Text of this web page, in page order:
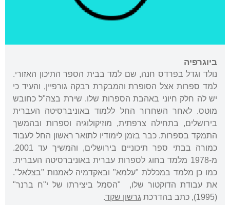
ביוגרפיה
נולד וגדל בפרדס חנה, שם למד בבית הספר התיכון האזורי.
למד ספרות אצל הסופרת והמבקרת רבקה גורפיין, והעיד כי
יש לה חלק חיוני באהבת הספרות שלו. שירת בצה"ל כחובש
מוטס. לאחר השחרור החל ללמוד באוניברסיטה העברית
בירושלים, בתחילה צרפתית, מוזיקולוגיה וספרות ובהמשך
התמקד בספרות. כבר בזמן לימודיו לתואר ראשון החל לעבוד
כמורה בבתי ספר תיכוניים בירושלים, והמשיך עד 2001.
מ-1978 מלמד בחוג לספרות עברית באוניברסיטה העברית.
כמו כן מלמד במכללת "עלמא" ובאקדמיה לאמנות "בצלאל".
את עבודת הדוקטור שלו, "הסמל ביצירתו של י"ח ברנר"
(1995), כתב בהדרכת
גרשון שקד.